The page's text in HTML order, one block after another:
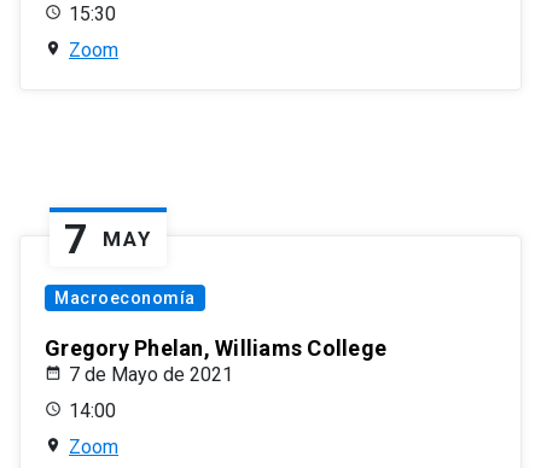
15:30
Zoom
7 MAY
Macroeconomía
Gregory Phelan, Williams College
7 de Mayo de 2021
14:00
Zoom